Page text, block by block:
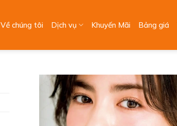
Về chúng tôi Dịch vụ Khuyến Mãi Bảng giá